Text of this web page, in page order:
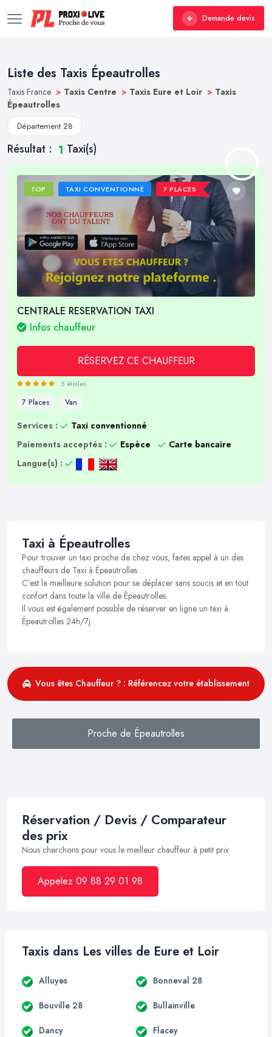
Demande devis
Liste des Taxis Épeautrolles
Taxis France > Taxis Centre > Taxis Eure et Loir > Taxis
Épeautrolles
Département 28
Résultat : 1 Taxi(s)
TOP TAXI CONVENTIONNÉ 7 PLACES
CENTRALE RESERVATION TAXI
Infos chauffeur
RÉSERVEZ CE CHAUFFEUR
5 étoiles
7 Places Van
Services :
Taxi conventionné
Paiements acceptés :
Espèce
Carte bancaire
Langue(s) :
Taxi à Épeautrolles
Pour trouver un taxi proche de chez vous, faites appel à un des
chauffeurs de Taxi à Épeautrolles .
C’est la meilleure solution pour se déplacer sans soucis et en tout
confort dans toute la ville de Épeautrolles.
Il vous est également possible de réserver en ligne un taxi à
Épeautrolles 24h/7j .
Vous êtes Chauffeur ? : Référencez votre établissement
Proche de Épeautrolles
Réservation / Devis / Comparateur
des prix
Nous cherchons pour vous le meilleur chauffeur à petit prix
Appelez 09 88 29 01 98
Taxis dans Les villes de Eure et Loir
Alluyes Bonneval 28
Bouville 28 Bullainville
Dancy Flacey